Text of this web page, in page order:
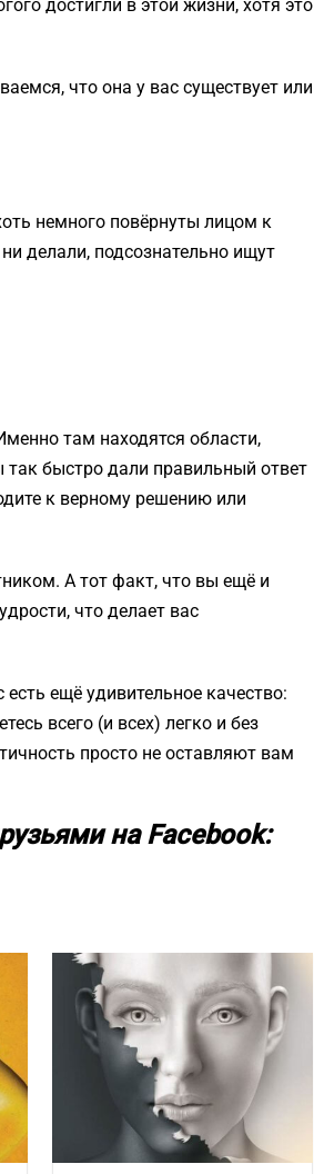
достигли в этой жизни, хотя это
что она у вас существует или
немного повёрнуты лицом к
делали, подсознательно ищут
там находятся области,
так быстро дали правильный ответ
к верному решению или
А тот факт, что вы ещё и
что делает вас
ещё удивительное качество:
всего (и всех) легко и без
просто не оставляют вам
на Facebook: